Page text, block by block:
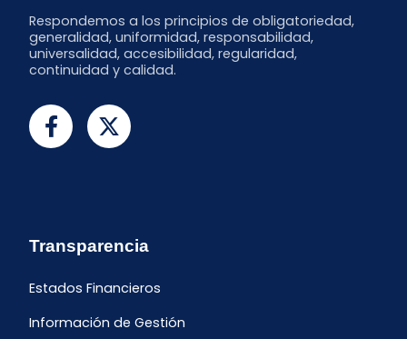
Respondemos a los principios de obligatoriedad,
generalidad, uniformidad, responsabilidad,
universalidad, accesibilidad, regularidad,
continuidad y calidad.
Transparencia
Estados Financieros
Información de Gestión